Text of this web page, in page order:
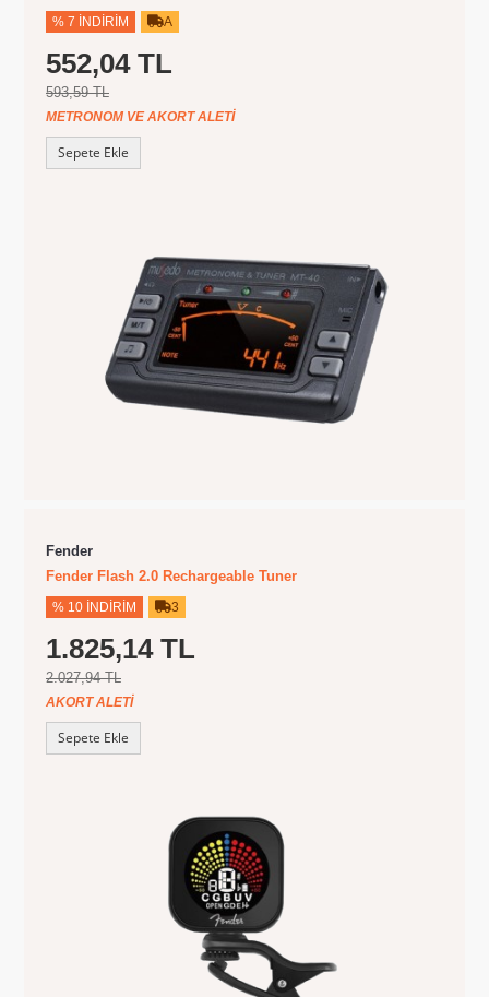
% 7 İNDIRIM A
552,04 TL
593,59 TL
METRONOM VE AKORT ALETI
Sepete Ekle
Fender
Fender Flash 2.0 Rechargeable Tuner
% 10 İNDIRIM 3
1.825,14 TL
2.027,94 TL
AKORT ALETI
Sepete Ekle